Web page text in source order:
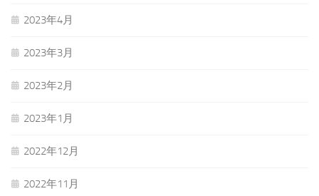
2023年4月
2023年3月
2023年2月
2023年1月
2022年12月
2022年11月